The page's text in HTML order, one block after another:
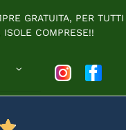
GRATUITA, PER TUTTI
COMPRESE!!